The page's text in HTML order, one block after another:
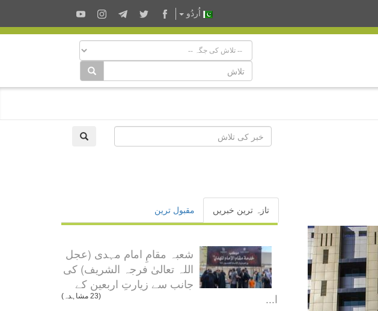
اُردُو
تازہ ترین خبریں مقبول ترین
شعبہ مقامِ امام مہدی (عجل
اللہ تعالیٰ فرجہ الشریف) کی
جانب سے زیارتِ اربعین کے
ا...
(23 مشاہدہ)